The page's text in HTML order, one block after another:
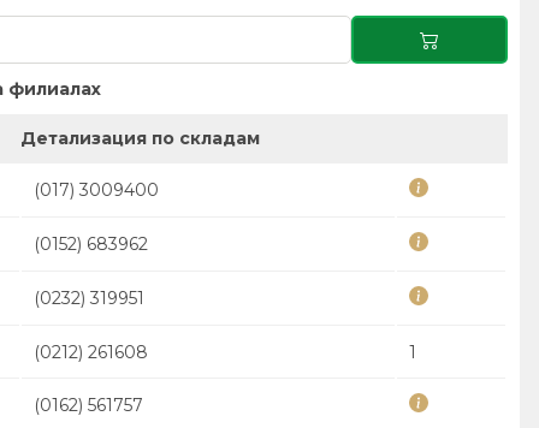
филиалах
Детализация по складам
(017) 3009400
(0152) 683962
(0232) 319951
(0212) 261608 1
(0162) 561757